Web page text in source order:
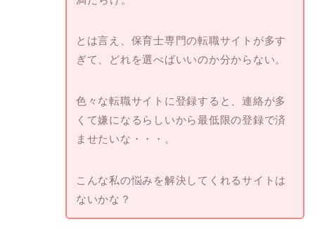
とは言え、保育士専門の転職サイトが多す
ぎて、どれを選べばいいのか分からない。
色々な転職サイトに登録すると、連絡が多
くて嫌になるらしいから最低限の登録で済
ませたいな・・・。
こんな私の悩みを解決してくれるサイトは
ないかな？